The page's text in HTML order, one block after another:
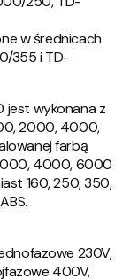
w średnicach
355 i TD-
jest wykonana z
2000, 4000,
farbą
4000, 6000
160, 250, 350,
230V,
400V,